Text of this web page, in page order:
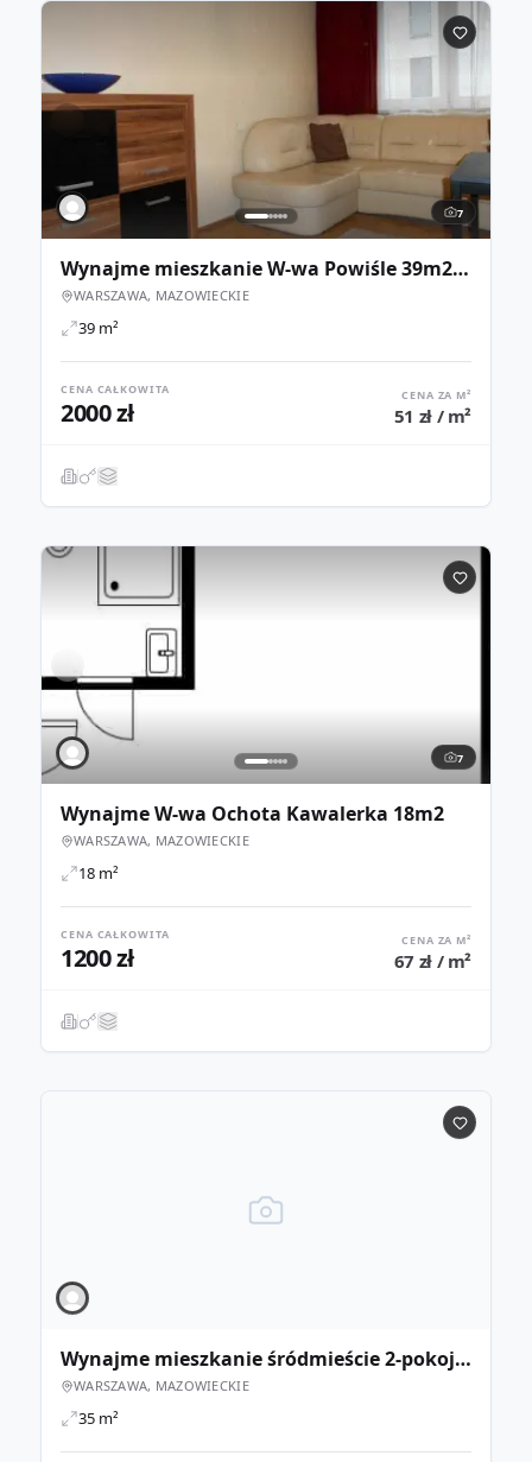
7
Wynajme mieszkanie W-wa Powiśle 39m2 2-pokoje
WARSZAWA, MAZOWIECKIE
39 m²
CENA CAŁKOWITA
2000 zł
CENA ZA M²
51 zł / m²
7
Wynajme W-wa Ochota Kawalerka 18m2
WARSZAWA, MAZOWIECKIE
18 m²
CENA CAŁKOWITA
1200 zł
CENA ZA M²
67 zł / m²
Wynajme mieszkanie śródmieście 2-pokoje 35m2
WARSZAWA, MAZOWIECKIE
35 m²